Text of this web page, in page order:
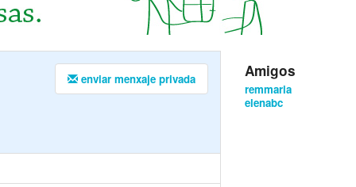
enviar menxaje privada Amigos
remmaria
elenabc